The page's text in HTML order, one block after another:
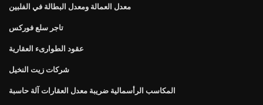
معدل العمالة ومعدل البطالة في الفلبين
تاجر سلع فوركس
عقود الطوارىء العقارية
شركات زيت النخيل
المكاسب الرأسمالية ضريبة معدل العقارات آلة حاسبة